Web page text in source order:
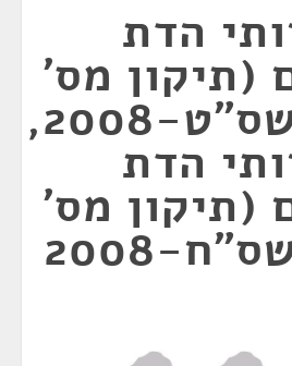
הדת
(תיקון מס'
15), התשס"ט-2008,
הדת
(תיקון מס'